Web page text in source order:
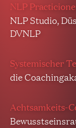
NLP
NLP Studio,
DVNLP
Systemischer
die
Achtsamkeits-